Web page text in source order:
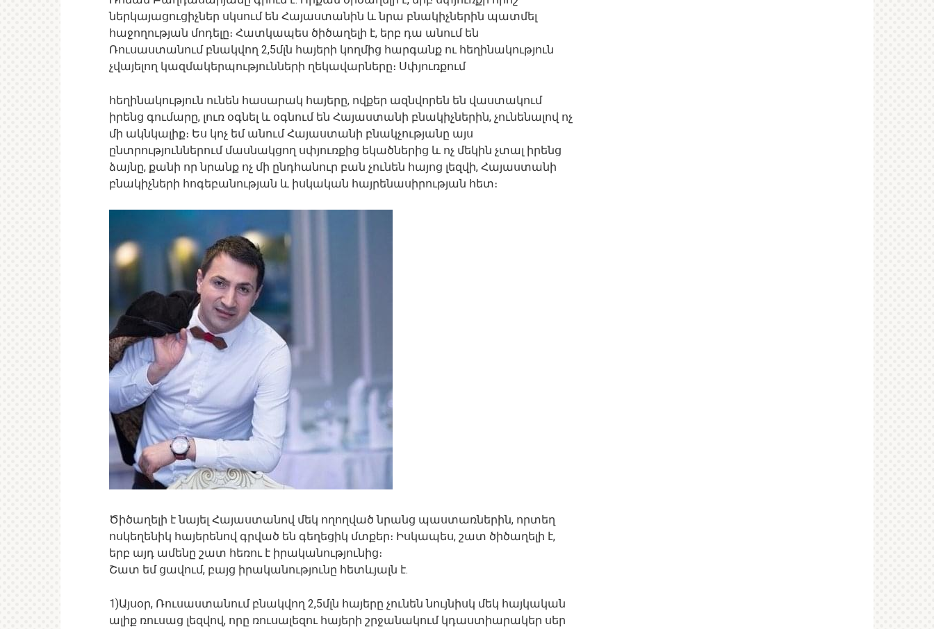
ներկայացուցիչներ սկսում են Հայաստանին և նրա բնակիչներին պատմել
հաջողության մոդելը։ Հատկապես ծիծաղելի է, երբ դա անում են
Ռուսաստանում բնակվող 2,5մլն հայերի կողմից հարգանք ու հեղինակություն
չվայելող կազմակերպությունների ղեկավարները։ Սփյուռքում
հեղինակություն ունեն հասարակ հայերը, ովքեր ազնվորեն են վաստակում
իրենց գումարը, լուռ օգնել և օգնում են Հայաստանի բնակիչներին, չունենալով ոչ
մի ակնկալիք։ Ես կոչ եմ անում Հայաստանի բնակչությանը այս
ընտրություններում մասնակցող սփյուռքից եկածներից և ոչ մեկին չտալ իրենց
ձայնը, քանի որ նրանք ոչ մի ընդհանուր բան չունեն հայոց լեզվի, Հայաստանի
բնակիչների հոգեբանության և իսկական հայրենասիրության հետ։
Ծիծաղելի է նայել Հայաստանով մեկ ողողված նրանց պաստառներին, որտեղ
ոսկեղենիկ հայերենով գրված են գեղեցիկ մտքեր։ Իսկապես, շատ ծիծաղելի է,
երբ այդ ամենը շատ հեռու է իրականությունից։
Շատ եմ ցավում, բայց իրականությունը հետևյալն է.
1)Այսօր, Ռուսաստանում բնակվող 2,5մլն հայերը չունեն նույնիսկ մեկ հայկական
ալիք ռուսաց լեզվով, որը ռուսալեզու հայերի շրջանակում կդաստիարակեր սեր